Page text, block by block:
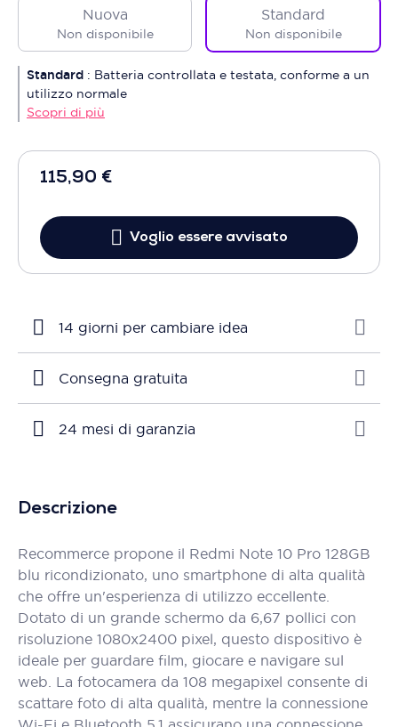
115,90 €
Voglio essere avvisato
Nuova
Non disponibile
Standard
Non disponibile
Standard : Batteria controllata e testata, conforme a un
utilizzo normale
Scopri di più
14 giorni per cambiare idea
Consegna gratuita
24 mesi di garanzia
Descrizione
Recommerce propone il Redmi Note 10 Pro 128GB
blu ricondizionato, uno smartphone di alta qualità
che offre un'esperienza di utilizzo eccellente.
Dotato di un grande schermo da 6,67 pollici con
risoluzione 1080x2400 pixel, questo dispositivo è
ideale per guardare film, giocare e navigare sul
web. La fotocamera da 108 megapixel consente di
scattare foto di alta qualità, mentre la connessione